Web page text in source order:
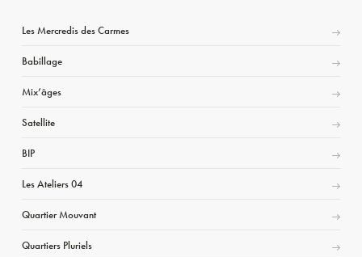
Les Mercredis des Carmes
Babillage
Mix’âges
Satellite
BIP
Les Ateliers 04
Quartier Mouvant
Quartiers Pluriels